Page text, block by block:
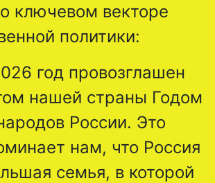
ключевом векторе
политики:
год провозглашен
нашей страны Годом
России. Это
нам, что Россия
семья, в которой